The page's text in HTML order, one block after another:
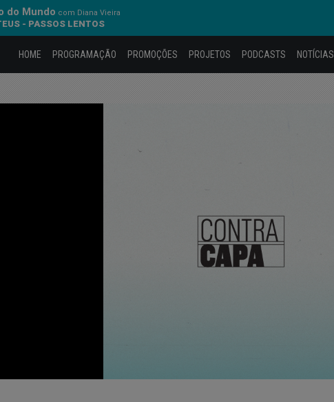
do Mundo com Diana Vieira
- PASSOS LENTOS
HOME PROGRAMAÇÃO PROMOÇÕES PROJETOS PODCASTS NOTÍCIAS